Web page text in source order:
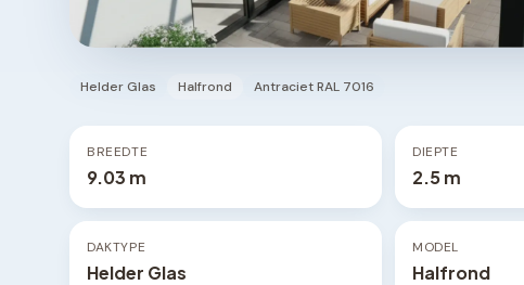
Helder Glas Halfrond Antraciet RAL 7016
BREEDTE
9.03 m
DIEPTE
2.5 m
DAKTYPE
Helder Glas
MODEL
Halfrond